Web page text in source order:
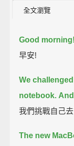
全文瀏覽
Good morning!
早安!
We
notebook.
我們挑戰自己
The new